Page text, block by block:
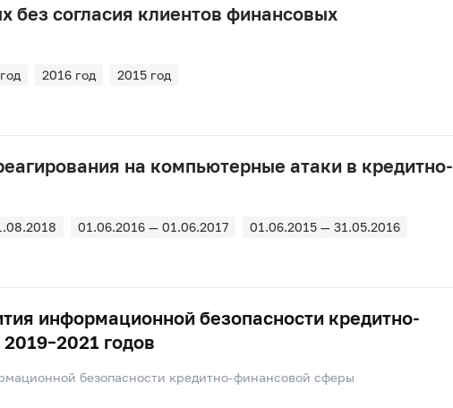
без согласия клиентов финансовых
2016 год 2015 год
на компьютерные атаки в кредитно-
01.06.2016 — 01.06.2017 01.06.2015 — 31.05.2016
информационной безопасности кредитно-
годов
безопасности кредитно-финансовой сферы